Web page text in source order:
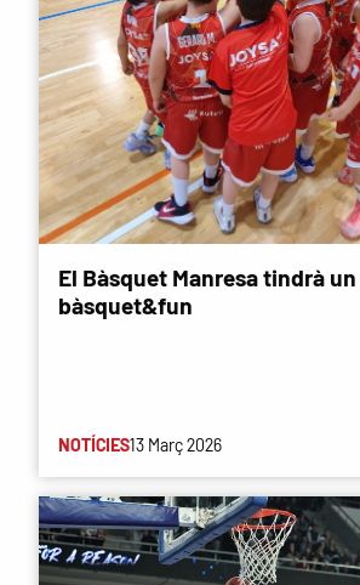
El Bàsquet Manresa tindrà
bàsquet&fun
NOTÍCIES13 Març 2026